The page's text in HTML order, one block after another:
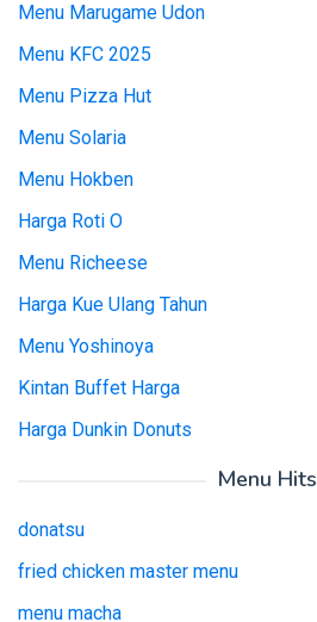
Menu Marugame Udon
Menu KFC 2025
Menu Pizza Hut
Menu Solaria
Menu Hokben
Harga Roti O
Menu Richeese
Harga Kue Ulang Tahun
Menu Yoshinoya
Kintan Buffet Harga
Harga Dunkin Donuts
Menu Hits
donatsu
fried chicken master menu
menu macha